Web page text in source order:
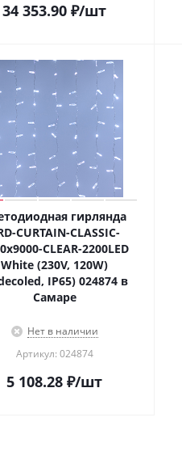
34 353.90 ₽/шт
гирлянда
CURTAIN-CLASSIC-
CLEAR-2200LED
White (230V, 120W)
IP65) 024874 в
Самаре
Нет в наличии
Артикул: 024874
5 108.28 ₽/шт